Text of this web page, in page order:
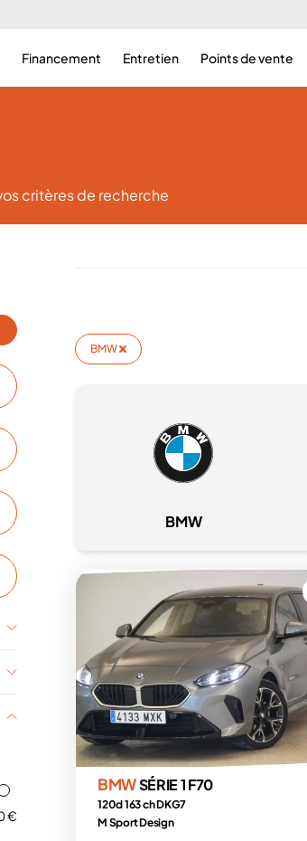
Financement Entretien Points de vente
critères de recherche
€
BMW
BMW
BMWSÉRIE 1 F70
120d 163 ch DKG7
M Sport Design